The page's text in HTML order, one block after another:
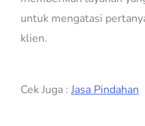
untuk mengatasi
klien.
Cek Juga : Jasa Pindahan